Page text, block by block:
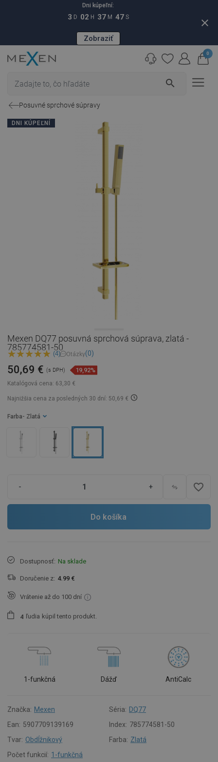
Dni kúpeľní:
3 D 02 H 37 M 46 S
Zobraziť
close
search
0
Posuvné sprchové súpravy
DNI KÚPEĽNÍ
Mexen DQ77 posuvná sprchová súprava, zlatá -
785774581-50
(4) Otázky(0)
Katalógová cena: 63,30 €
50,69 € (s DPH) 19,92%
Najnižšia cena za posledných 30 dní: 50,69 €
Farba - Zlatá
- + favorite_border
Do košíka
Dostupnosť: Na sklade
Doručenie z: 4.99 €
Vrátenie až do 100 dní
4 ľudia kúpil tento produkt.
1-funkčná Dážď AntiCalc
Značka: Mexen Séria: DQ77
Ean: 5907709139169 Index: 785774581-50
Tvar: Obdĺžnikový Farba: Zlatá
Počet funkcií: 1-funkčná